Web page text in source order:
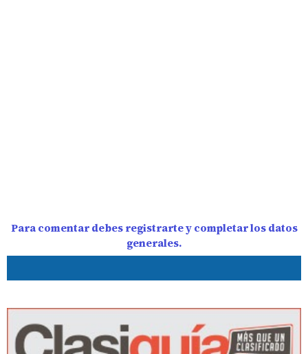
Para comentar debes registrarte y completar los datos
generales.